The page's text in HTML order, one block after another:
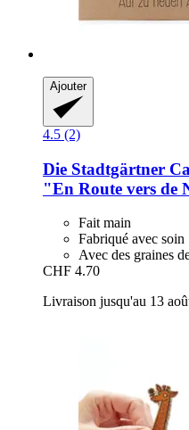
Ajouter
4.5 (2)
Die Stadtgärtner
"En Route vers de
Fait main
Fabriqué avec soin
Avec des graines
CHF 4.70
Livraison jusqu'au 13